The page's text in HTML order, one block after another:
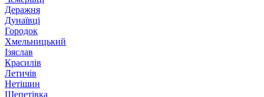
Деражня
Дунаївці
Городок
Хмельницький
Ізяслав
Красилів
Летичів
Нетішин
Шепетівка